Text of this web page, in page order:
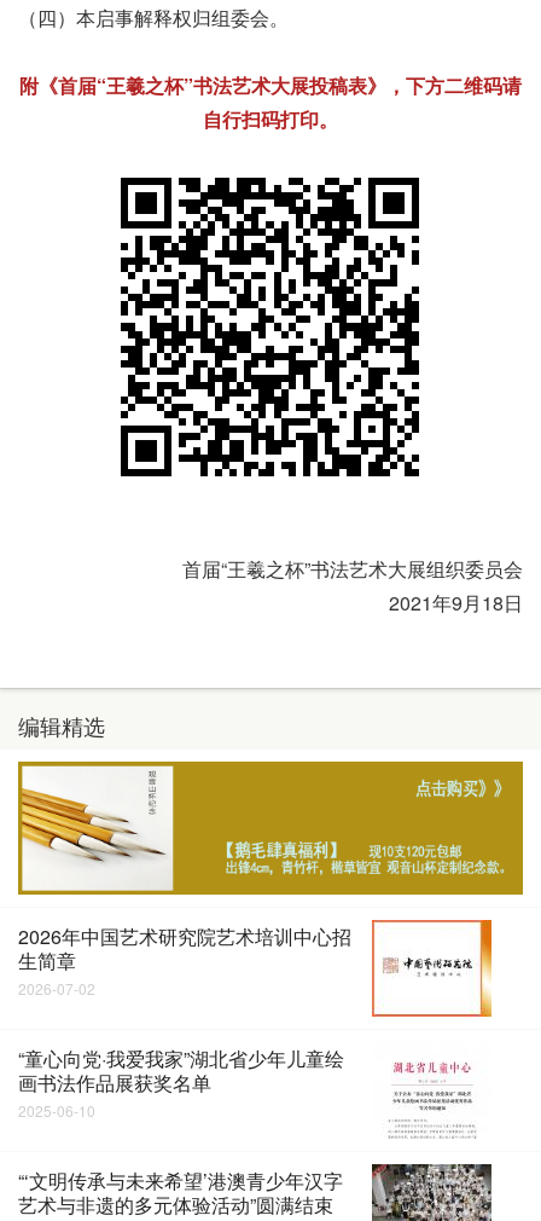
（四）本启事解释权归组委会。
附《首届“王羲之杯”书法艺术大展投稿表》，下方二维码请
自行扫码打印。
首届“王羲之杯”书法艺术大展组织委员会
2021年9月18日
编辑精选
2026年中国艺术研究院艺术培训中心招
生简章
2026-07-02
“童心向党·我爱我家”湖北省少年儿童绘
画书法作品展获奖名单
2025-06-10
“‘文明传承与未来希望’港澳青少年汉字
艺术与非遗的多元体验活动”圆满结束